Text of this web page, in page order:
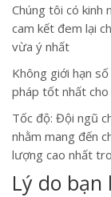
Chúng tôi có kinh
cam kết đem lại
vừa ý nhất
Không giới hạn
pháp tốt nhất cho
Tốc độ: Đội ngũ
nhằm mang đến
lượng cao nhất
Lý do bạn